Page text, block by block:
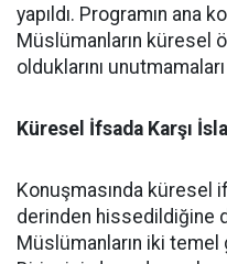
yapıldı. Programın ana
Müslümanların küresel
olduklarını
Küresel İfsada Karşı
Konuşmasında küresel
derinden hissedildiğine
Müslümanların iki